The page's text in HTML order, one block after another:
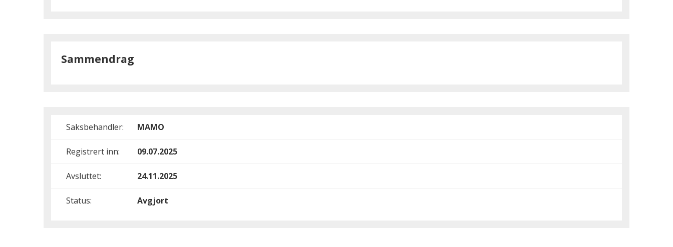
Sammendrag
Saksbehandler: MAMO
Registrert inn: 09.07.2025
Avsluttet: 24.11.2025
Status: Avgjort